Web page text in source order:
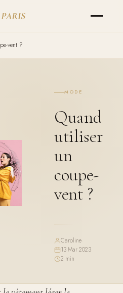
vent ?
MODE
Quand
utiliser
un
coupe-
vent ?
Caroline
13 Mar 2023
2 min